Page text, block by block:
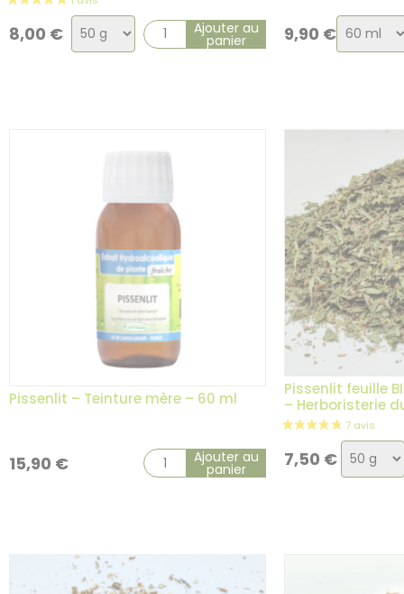
8,00 €
Choix
de
Ajouter au
panier 9,90 €Choix
de
Pissenlit – Teinture mère – 60 ml
15,90 € Ajouter au
panier
Pissenlit feuille
– Herboristerie
7,50 € Choix
de